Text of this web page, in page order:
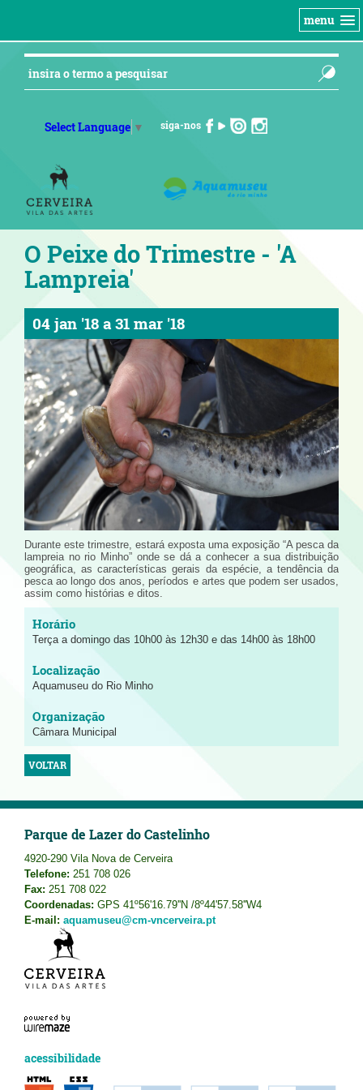
menu
Select Language ▼ siga-nos
O Peixe do Trimestre - 'A
Lampreia'
04 jan '18a31 mar '18
Durante este trimestre, estará exposta uma exposição “A pesca da
lampreia no rio Minho” onde se dá a conhecer a sua distribuição
geográfica, as características gerais da espécie, a tendência da
pesca ao longo dos anos, períodos e artes que podem ser usados,
assim como histórias e ditos.
Terça a domingo das 10h00 às 12h30 e das 14h00 às 18h00
Aquamuseu do Rio Minho
Câmara Municipal
VOLTAR
Parque de Lazer do Castelinho
4920-290 Vila Nova de Cerveira
Telefone: 251 708 026
Fax: 251 708 022
Coordenadas: GPS 41º56'16.79''N /8º44'57.58''W4
E-mail: aquamuseu@cm-vncerveira.pt
acessibilidade